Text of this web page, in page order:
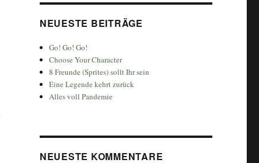
NEUESTE BEITRÄGE
Go! Go! Go!
Choose Your Character
8 Freunde (Sprites) sollt Ihr sein
Eine Legende kehrt zurück
Alles voll Pandemie
NEUESTE KOMMENTARE